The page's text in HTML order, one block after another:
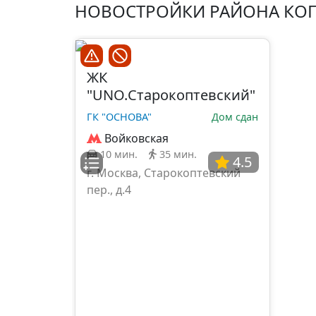
НОВОСТРОЙКИ РАЙОНА
4.5
ЖК
"UNO.Старокоптевский"
ГК "ОСНОВА" Дом сдан
Войковская
10 мин. 35 мин.
г. Москва, Старокоптевский
пер., д.4